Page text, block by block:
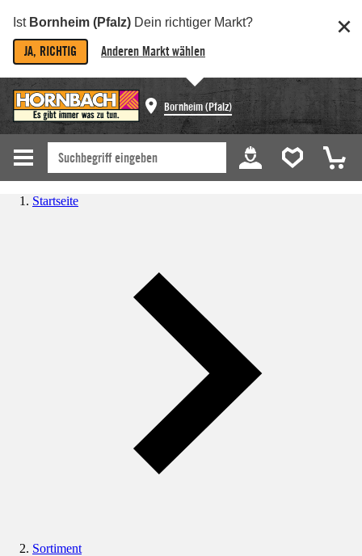
Ist Bornheim (Pfalz) Dein richtiger Markt?
JA, RICHTIG Anderen Markt wählen
Bornheim (Pfalz)
Startseite
Sortiment